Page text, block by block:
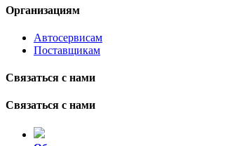
Организациям
Автосервисам
Поставщикам
Связаться с нами
Связаться с нами